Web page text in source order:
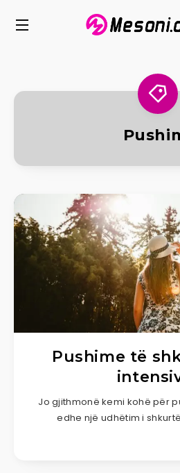
Pushime të
Jo gjithmonë kemi kohë për
edhe një udhëtim i